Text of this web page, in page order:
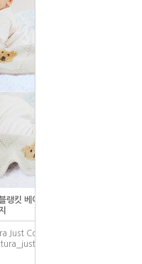
랭킷 베이비아기대바늘손뜨개
Just Cotton]